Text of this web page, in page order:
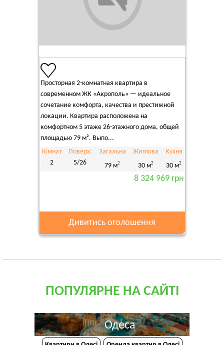
Просторная 2-комнатная квартира в
современном ЖК «Акрополь» — идеальное
сочетание комфорта, качества и престижной
локации. Квартира расположена на
комфортном 5 этаже 26-этажного дома, общей
площадью 79 м². Выпо...
Кімнат
2
Поверх:
5/26
Загальна
79 м2
Житлова
30 м2
Кухня
30 м2
8 324 969 грн
Дивитись оголошення
ПОПУЛЯРНЕ НА САЙТІ
Одеса